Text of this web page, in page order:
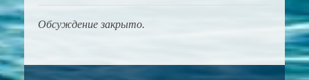
Обсуждение закрыто.